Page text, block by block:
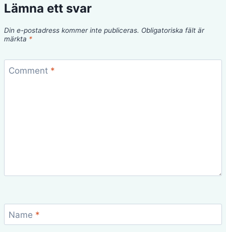
Lämna ett svar
Din e-postadress kommer inte publiceras. Obligatoriska fält är
märkta *
Comment *
Name *